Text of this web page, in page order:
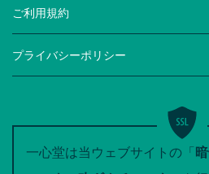
ご利用規約
プライバシーポリシー
一心堂は当ウェブサイトの「